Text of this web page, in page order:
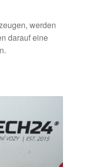
werden
darauf eine